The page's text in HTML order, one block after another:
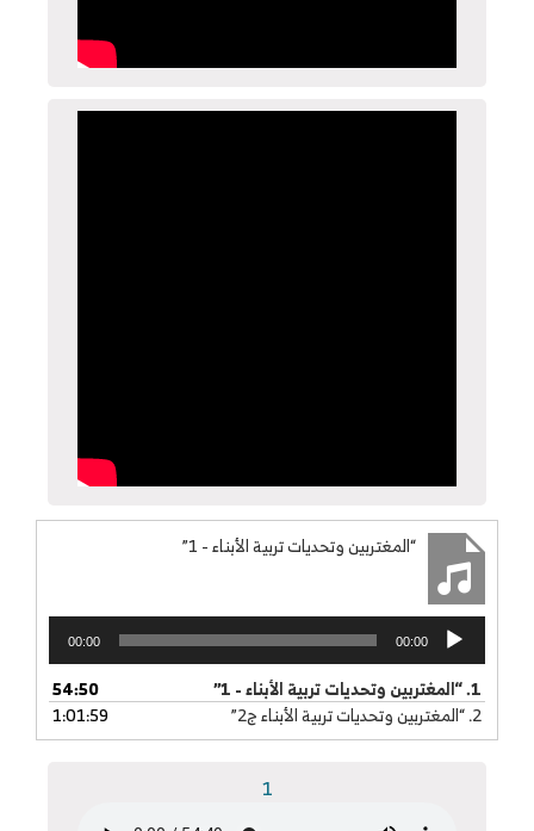
“المغتربين وتحديات تربية الأبناء - 1”
مشغل
الصوت
00:00
00:00
1. “المغتربين وتحديات تربية الأبناء - 1”
54:50
2. “المغتربين وتحديات تربية الأبناء ج2” 1:01:59
1